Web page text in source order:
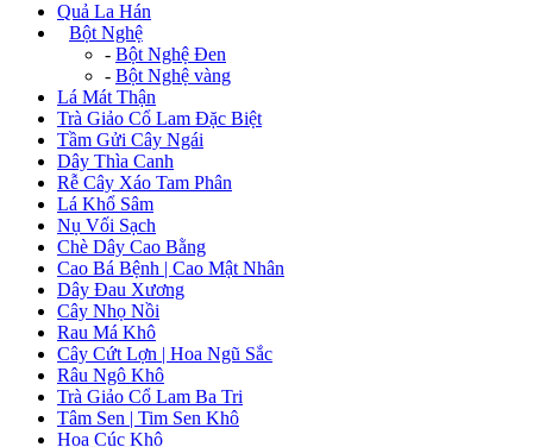
Quả La Hán
Bột Nghệ
- Bột Nghệ Đen
- Bột Nghệ vàng
Lá Mát Thận
Trà Giảo Cổ Lam Đặc Biệt
Tầm Gửi Cây Ngái
Dây Thìa Canh
Rễ Cây Xáo Tam Phân
Lá Khổ Sâm
Nụ Vối Sạch
Chè Dây Cao Bằng
Cao Bá Bệnh | Cao Mật Nhân
Dây Đau Xương
Cây Nhọ Nồi
Rau Má Khô
Cây Cứt Lợn | Hoa Ngũ Sắc
Râu Ngô Khô
Trà Giảo Cổ Lam Ba Tri
Tâm Sen | Tim Sen Khô
Hoa Cúc Khô